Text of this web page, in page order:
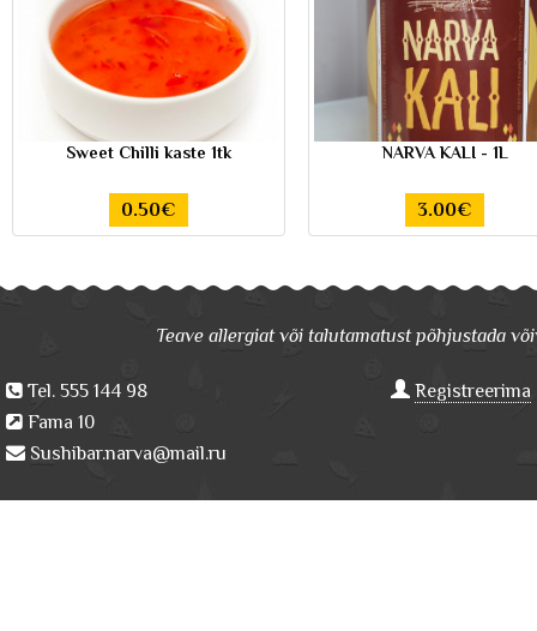
Sweet Chilli kaste 1tk
0.50€
NARVA KALI - 1L
3.00€
Teave allergiat või talutamatust põhjustada
Tel. 555 144 98
Fama 10
Sushibar.narva@mail.ru
Registreerima